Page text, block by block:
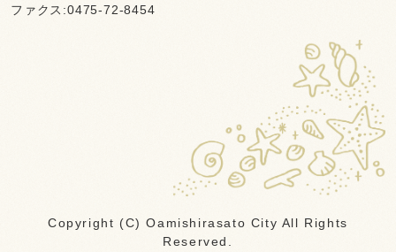
ファクス:0475-72-8454
Copyright (C) Oamishirasato City All Rights
Reserved.